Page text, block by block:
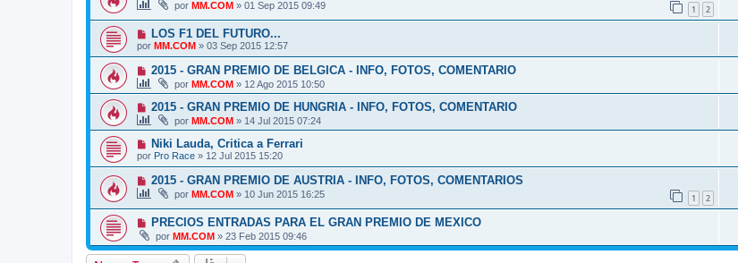
por MM.COM » 01 Sep 2015 09:49 1 2
LOS F1 DEL FUTURO...
por MM.COM » 03 Sep 2015 12:57
2015 - GRAN PREMIO DE BELGICA - INFO, FOTOS, COMENTARIO
por MM.COM » 12 Ago 2015 10:50
2015 - GRAN PREMIO DE HUNGRIA - INFO, FOTOS, COMENTARIO
por MM.COM » 14 Jul 2015 07:24
Niki Lauda, Critica a Ferrari
por Pro Race » 12 Jul 2015 15:20
2015 - GRAN PREMIO DE AUSTRIA - INFO, FOTOS, COMENTARIOS
por MM.COM » 10 Jun 2015 16:25 1 2
PRECIOS ENTRADAS PARA EL GRAN PREMIO DE MEXICO
por MM.COM » 23 Feb 2015 09:46